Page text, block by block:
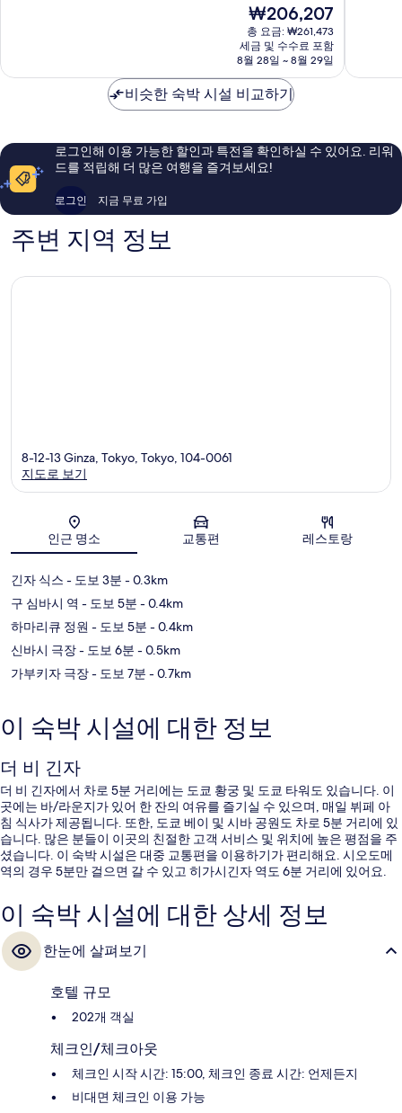
자
우
요,
이
용
후
기
861
개
현
재
요
금
₩206,207
₩206,207
총 요금: ₩261,473
세금 및 수수료 포함
8월 28일 ~ 8월 29일
우
요,
비슷한 숙박 시설 비교하기
로그인해 이용 가능한 할인과 특전을 확인하실 수 있어요. 리워
드를 적립해 더 많은 여행을 즐겨보세요!
로그인 지금 무료 가입
주변 지역 정보
지도
8-12-13 Ginza, Tokyo, Tokyo, 104-0061
지도로 보기
인근 명소 교통편 레스토랑
긴자 식스 - 도보 3분 - 0.3km
구 심바시 역 - 도보 5분 - 0.4km
하마리큐 정원 - 도보 5분 - 0.4km
신바시 극장- 도보 6분 - 0.5km
가부키자 극장- 도보 7분 - 0.7km
이 숙박 시설에 대한 정보
더 비 긴자
더 비 긴자에서 차로 5분 거리에는 도쿄 황궁 및 도쿄 타워도 있습니다. 이
곳에는 바/라운지가 있어 한 잔의 여유를 즐기실 수 있으며, 매일 뷔페 아
침 식사가 제공됩니다. 또한, 도쿄 베이 및 시바 공원도 차로 5분 거리에 있
습니다. 많은 분들이 이곳의 친절한 고객 서비스 및 위치에 높은 평점을 주
셨습니다. 이 숙박 시설은 대중 교통편을 이용하기가 편리해요. 시오도메
역의 경우 5분만 걸으면 갈 수 있고 히가시긴자 역도 6분 거리에 있어요.
이 숙박 시설에 대한 상세 정보
한눈에 살펴보기
호텔 규모
202개 객실
체크인/체크아웃
체크인 시작 시간: 15:00, 체크인 종료 시간: 언제든지
비대면 체크인 이용 가능